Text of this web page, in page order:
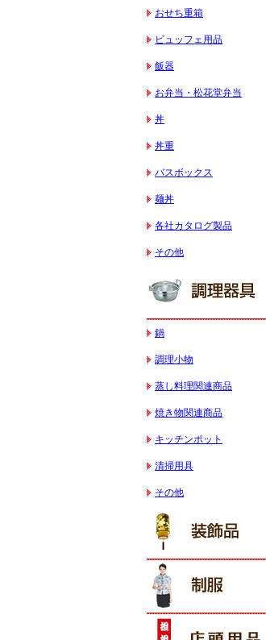
おせち重箱
ビュッフェ用品
飯器
お弁当・松花堂弁当
丼
丼重
バスボックス
麺丼
各社カタログ製品
その他
鍋
調理小物
蒸し料理関連商品
焼き物関連商品
キッチンポット
清掃用具
その他